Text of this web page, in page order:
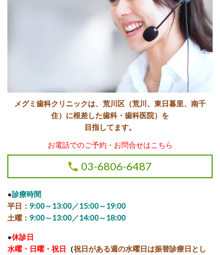
メグミ歯科クリニックは、荒川区（荒川、東日暮里、南千
住）に根差した歯科・歯科医院）を
目指してます。
お電話でのご予約・お問合せはこちら
03-6806-6487
●診療時間
平日： 9:00～13:00／15:00～19:00
土曜： 9:00～13:00／14:00～18:00
●休診日
水曜・日曜・祝日
（祝日がある週の水曜日は振替診療日とし